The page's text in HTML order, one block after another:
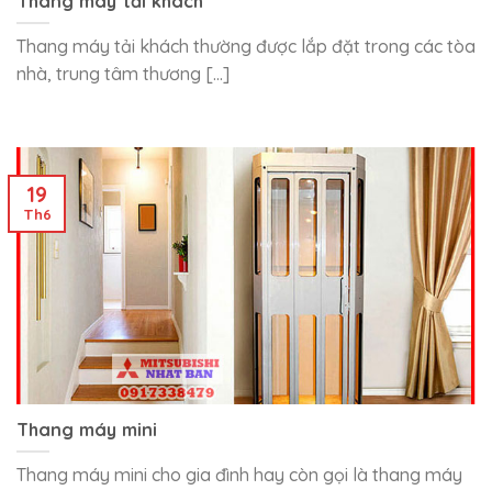
Thang máy tải khách thường được lắp đặt trong các tòa
nhà, trung tâm thương [...]
Thang máy mini
Thang máy mini cho gia đình hay còn gọi là thang máy
19
Th6